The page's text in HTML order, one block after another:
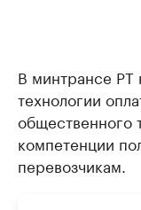
В минтрансе РТ
технологии
общественного
компетенции
перевозчикам.